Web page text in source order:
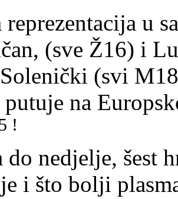
reprezentacija u
(sve Ž16) i
(svi
putuje na
!
do nedjelje, šest
i što bolji